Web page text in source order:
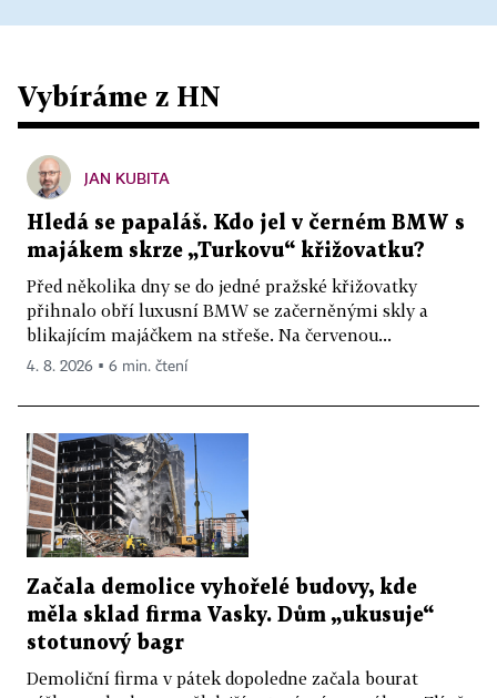
Vybíráme z HN
JAN KUBITA
Hledá se papaláš. Kdo jel v černém BMW s
majákem skrze „Turkovu“ křižovatku?
Před několika dny se do jedné pražské křižovatky
přihnalo obří luxusní BMW se začerněnými skly a
blikajícím majáčkem na střeše. Na červenou...
4. 8. 2026 ▪ 6 min. čtení
Začala demolice vyhořelé budovy, kde
měla sklad firma Vasky. Dům „ukusuje“
stotunový bagr
Demoliční firma v pátek dopoledne začala bourat